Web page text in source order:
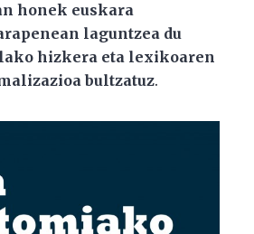
honek euskara
laguntzea du
hizkera eta lexikoaren
bultzatuz.